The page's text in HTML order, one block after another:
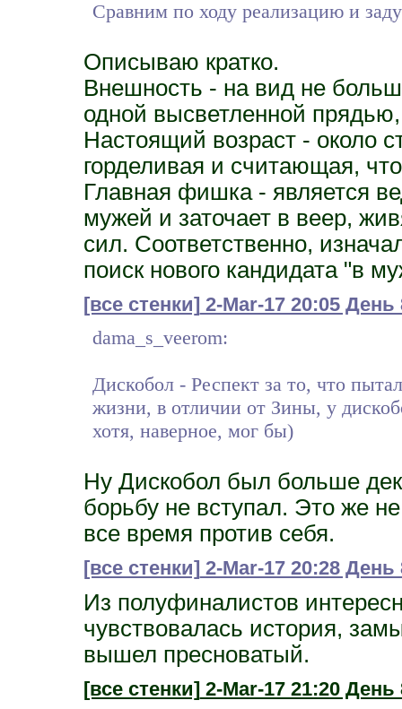
Сравним по ходу реализацию и
Описываю кратко.
Внешность - на вид не
одной высветленной
Настоящий возраст - около
горделивая и считающая,
Главная фишка - является
мужей и заточает в веер,
сил. Соответственно,
поиск нового кандидата "в
[все стенки] 2-Mar-17 20:05
dama_s_veerom:
Дискобол - Респект за то, что
жизни, в отличии от Зины, у
хотя, наверное, мог бы)
Ну Дискобол был больше
борьбу не вступал. Это же
все время против себя.
[все стенки] 2-Mar-17 20:28
Из полуфиналистов
чувствовалась история,
вышел пресноватый.
[все стенки]2-Mar-17 21:20 День